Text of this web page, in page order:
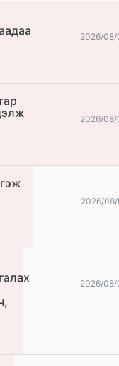
2026/08/
2026/08/
2026/
2026/08/